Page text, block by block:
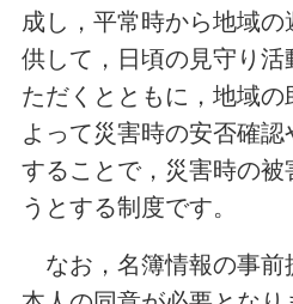
成し，平常時から地域
供して，日頃の見守り
ただくとともに，地域
よって災害時の安否確
することで，災害時の被
うとする制度です。
なお，名簿情報の事前